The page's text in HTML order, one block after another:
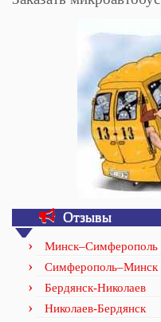
Отзывы
Минск–Симферополь
Симферополь–Минск
Бердянск-Николаев
Николаев-Бердянск